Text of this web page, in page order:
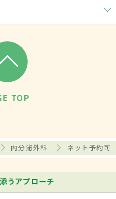
TOP
内分泌外科 ネット予約可
うアプローチ